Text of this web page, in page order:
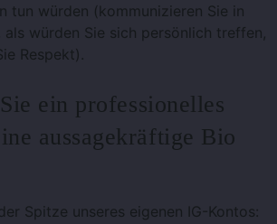
tun würden (kommunizieren Sie in
als würden Sie sich persönlich treffen,
Respekt).
ein professionelles
aussagekräftige Bio
Spitze unseres eigenen IG-Kontos: